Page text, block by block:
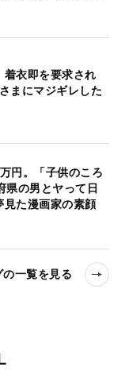
着衣即を要求され
まにマジギレした
円。「子供のころ
県の男とヤって日
見た漫画家の素顔
一覧を見る